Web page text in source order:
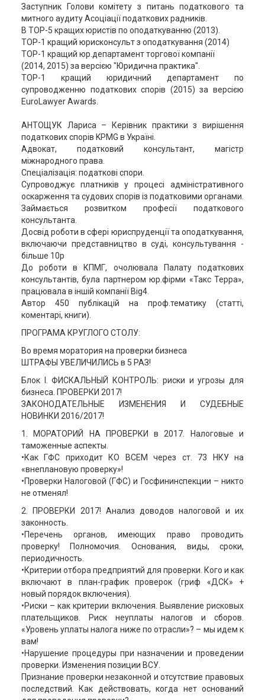
Заступник Голови комітету з питань податкового та
митного аудиту Асоціації податкових радників.
В TOP-5 кращих юристів по оподаткуванню (2013).
TOP-1 кращий юрисконсульт з оподаткування (2014)
TOP-1 кращий юр.департамент торгової компанії
(2014, 2015) за версією "Юридична практика".
TOP-1 кращий юридичний департамент по
супроводженню податкових спорів (2015) за версією
EuroLawyer Awards.
АНТОЩУК Лариса – Керівник практики з вирішення
податкових спорів KPMG в Україні.
Адвокат, податковий консультант, магістр
міжнародного права.
Спеціалізація: податкові спори.
Cупроводжує платників у процесі адміністративного
оскарження та судових спорів із податковими органами.
Займається розвитком професії податкового
консультанта.
Досвід роботи в сфері юриспруденції та оподаткування,
включаючи представництво в суді, консультування -
більше 10р
До роботи в КПМГ, очолювала Палату податкових
консультантів, була партнером юр.фірми «Такс Терра»,
працювала в іншій компанії Big4.
Автор 450 публікацій на проф.тематику (статті,
коментарі, книги).
ПРОГРАМА КРУГЛОГО СТОЛУ:
Во время моратория на проверки бизнеса
ШТРАФЫ УВЕЛИЧИЛИСЬ в 5 РАЗ!
Блок І. ФИСКАЛЬНЫЙ КОНТРОЛЬ: риски и угрозы для
бизнеса. ПРОВЕРКИ 2017!
ЗАКОНОДАТЕЛЬНЫЕ ИЗМЕНЕНИЯ И СУДЕБНЫЕ
НОВИНКИ 2016/2017!
1. МОРАТОРИЙ НА ПРОВЕРКИ в 2017. Налоговые и
таможенные аспекты.
•Как ГФС приходит КО ВСЕМ через ст. 73 НКУ на
«внеплановую проверку»!
•Проверки Налоговой (ГФС) и Госфининспекции – никто
не отменял!
2. ПРОВЕРКИ 2017! Анализ доводов налоговой и их
законность.
•Перечень органов, имеющих право проводить
проверку! Полномочия. Основания, виды, сроки,
периодичность.
•Критерии отбора предприятий для проверки. Кого и как
включают в план-график проверок (гриф «ДСК» +
новый порядок включения).
•Риски – как критерии включения. Выявление рисковых
плательщиков. Риск неуплаты налогов и сборов.
«Уровень уплаты налога ниже по отрасли»? – мы идем к
вам!
•Нарушение процедуры при назначении и проведении
проверки. Изменения позиции ВСУ.
Признание проверки незаконной и отсутствие правовых
последствий. Как действовать, когда нет оснований